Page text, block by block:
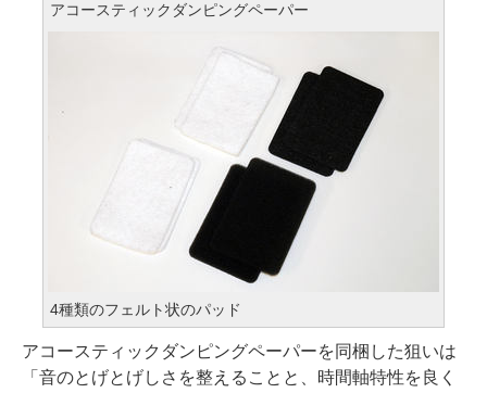
アコースティックダンピングペーパー
4種類のフェルト状のパッド
アコースティックダンピングペーパーを同梱した狙いは
「音のとげとげしさを整えることと、時間軸特性を良く